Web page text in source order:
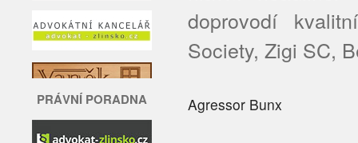
PRÁVNÍ PORADNA
doprovodí
Society, Zigi SC,
Agressor Bunx